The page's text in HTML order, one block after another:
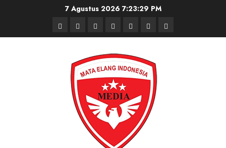
7 Agustus 2026 7:23:30 PM
BerandaNasionalDaerahHukum
dan
Kriminal
Pendidikan
Box
Redaksi
Iklan